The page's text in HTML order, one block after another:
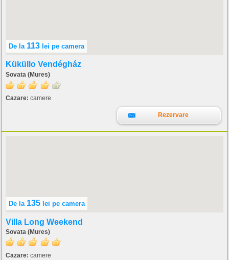
De la 113 lei pe camera
Küküllo Vendégház
Sovata (Mures)
Cazare: camere
Rezervare
De la 135 lei pe camera
Villa Long Weekend
Sovata (Mures)
Cazare: camere